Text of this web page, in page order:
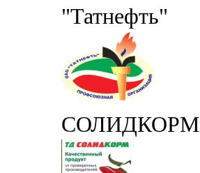
"Татнефть"
СОЛИДКОРМ